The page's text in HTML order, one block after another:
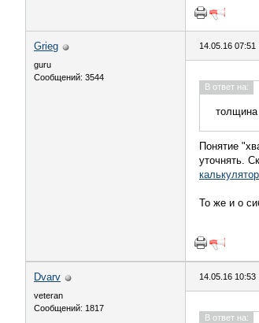
Grieg
guru
Сообщений: 3544
14.05.16 07:51
В ответ на:
толщина
Понятие
уточнять.
калькулятор
То же и о
Dvarv
veteran
Сообщений: 1817
14.05.16 10:53
В ответ на: